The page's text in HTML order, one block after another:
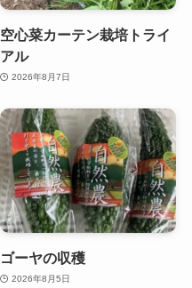
空心菜カーテン栽培トライ
アル
2026年8月7日
ゴーヤの収穫
2026年8月5日